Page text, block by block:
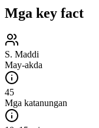
Mga key fact
S. Maddi
May-akda
45
Mga katanungan